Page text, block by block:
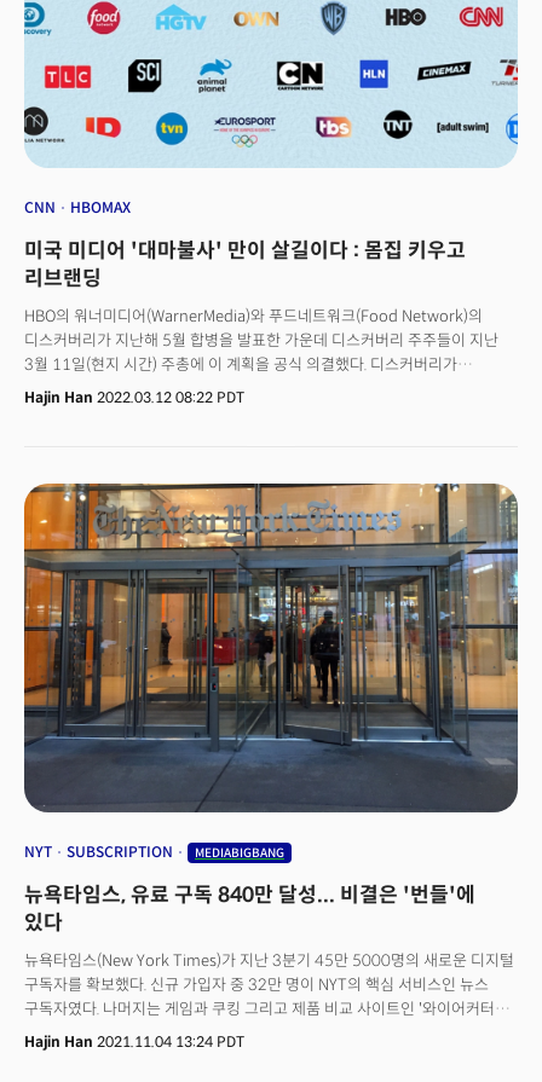
CNN HBOMAX
미국 미디어 '대마불사' 만이 살길이다 : 몸집 키우고
리브랜딩
HBO의 워너미디어(WarnerMedia)와 푸드네트워크(Food Network)의
디스커버리가 지난해 5월 합병을 발표한 가운데 디스커버리 주주들이 지난
3월 11일(현지 시간) 주총에 이 계획을 공식 의결했다. 디스커버리가
워너미디어를 인수하는 모델인데 계약 규모는 430억 달러(53조 1,000억
달러)인 대형 인수 합병 결의다. 디스커버리는 11일 합병과 관련한 특별
관계자 인터뷰를 인용해 4월 11~28일 인수가 공식 종료될 것으로 내다봤다.
인수를 심의하는 미국 법무부(DOJ)도 특별한 이견을 보이지 않은 것으로
알려졌다. 이로써 미국의 3대 미디어 그룹이 탄생하게 됐다.
Hajin Han 2022.03.12 08:22 PDT
NYT SUBSCRIPTION MEDIABIGBANG
뉴욕타임스, 유료 구독 840만 달성... 비결은 '번들'에
있다
뉴욕타임스(New York Times)가 지난 3분기 45만 5000명의 새로운 디지털
구독자를 확보했다. 신규 가입자 중 32만 명이 NYT의 핵심 서비스인 뉴스
구독자였다. 나머지는 게임과 쿠킹 그리고 제품 비교 사이트인 '와이어커터
(Wirecutter)'를 구독자들로 조사됐다. 무료 서비스였던 와이어커터는 지난
9월부터 월 5달러의 유료 구독 서비스를 시작했다.
Hajin Han 2021.11.04 13:24 PDT